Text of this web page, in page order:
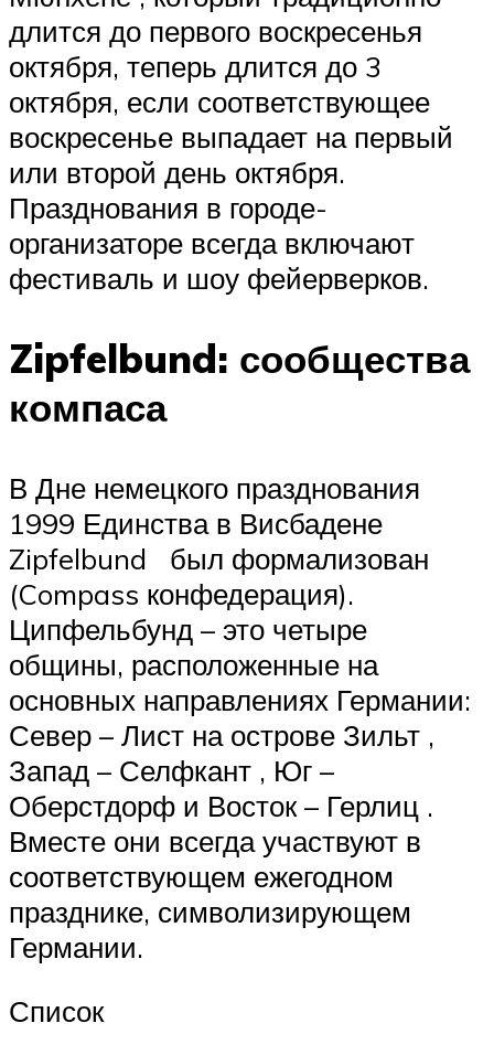
длится до первого воскресенья
октября, теперь длится до 3
октября, если соответствующее
воскресенье выпадает на первый
или второй день октября.
Празднования в городе-
организаторе всегда включают
фестиваль и шоу фейерверков.
Zipfelbund: сообщества
компаса
В Дне немецкого празднования
1999 Единства в Висбадене
Zipfelbund был формализован
(Compass конфедерация).
Ципфельбунд – это четыре
общины, расположенные на
основных направлениях Германии:
Север – Лист на острове Зильт ,
Запад – Селфкант , Юг –
Оберстдорф и Восток – Герлиц .
Вместе они всегда участвуют в
соответствующем ежегодном
празднике, символизирующем
Германии.
Список